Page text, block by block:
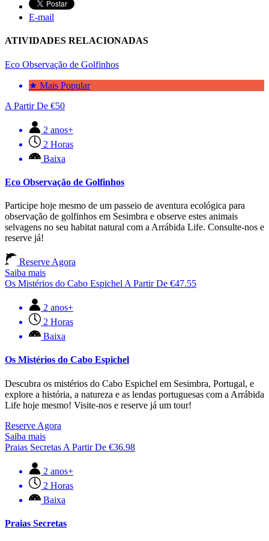
E-mail
ATIVIDADES RELACIONADAS
Eco Observação de Golfinhos
★ Mais Popular
A Partir De €50
2 anos+
2 Horas
Baixa
Eco Observação de Golfinhos
Participe hoje mesmo de um passeio de aventura ecológica para
observação de golfinhos em Sesimbra e observe estes animais
selvagens no seu habitat natural com a Arrábida Life. Consulte-nos e
reserve já!
Reserve Agora
Saiba mais
Os Mistérios do Cabo Espichel A Partir De €47.55
2 anos+
2 Horas
Baixa
Os Mistérios do Cabo Espichel
Descubra os mistérios do Cabo Espichel em Sesimbra, Portugal, e
explore a história, a natureza e as lendas portuguesas com a Arrábida
Life hoje mesmo! Visite-nos e reserve já um tour!
Reserve Agora
Saiba mais
Praias Secretas A Partir De €36.98
2 anos+
2 Horas
Baixa
Praias Secretas